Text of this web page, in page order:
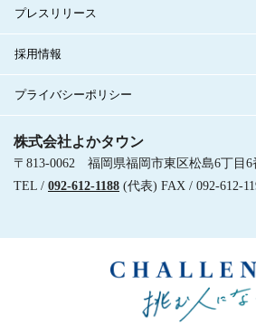
プレスリリース
採用情報
プライバシーポリシー
株式会社よかタウン
〒813-0062 福岡県福岡市東区松島6丁目6
TEL / 092-612-1188 (代表) FAX / 092-612-